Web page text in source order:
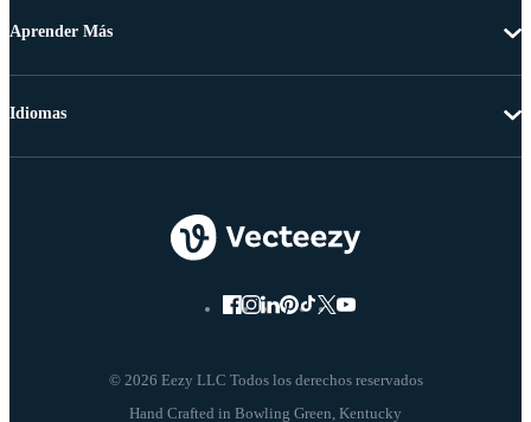
Aprender Más
© 2026 Eezy LLC Todos los derechos reservados
Idiomas